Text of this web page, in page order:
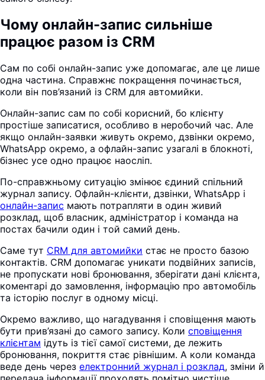
Чому онлайн-запис сильніше
працює разом із CRM
Сам по собі онлайн-запис уже допомагає, але це лише
одна частина. Справжнє покращення починається,
коли він пов’язаний із CRM для автомийки.
Онлайн-запис сам по собі корисний, бо клієнту
простіше записатися, особливо в неробочий час. Але
якщо онлайн-заявки живуть окремо, дзвінки окремо,
WhatsApp окремо, а офлайн-запис узагалі в блокноті,
бізнес усе одно працює наосліп.
По-справжньому ситуацію змінює єдиний спільний
журнал запису. Офлайн-клієнти, дзвінки, WhatsApp і
онлайн-запис мають потрапляти в один живий
розклад, щоб власник, адміністратор і команда на
постах бачили один і той самий день.
Саме тут CRM для автомийки стає не просто базою
контактів. CRM допомагає уникати подвійних записів,
не пропускати нові бронювання, зберігати дані клієнта,
коментарі до замовлення, інформацію про автомобіль
та історію послуг в одному місці.
Окремо важливо, що нагадування і сповіщення мають
бути прив’язані до самого запису. Коли сповіщення
клієнтам ідуть із тієї самої системи, де лежить
бронювання, покриття стає рівнішим. А коли команда
веде день через електронний журнал і розклад, зміни й